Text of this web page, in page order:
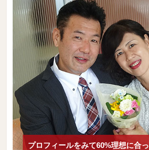
プロフィールをみて60%理想に合